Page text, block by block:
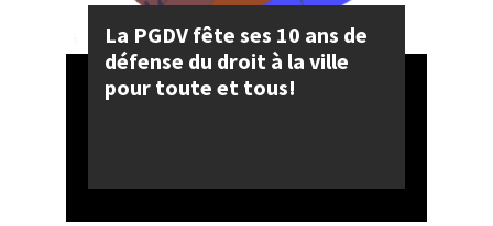
La PGDV fête ses 10 ans de
défense du droit à la ville
pour toute et tous!